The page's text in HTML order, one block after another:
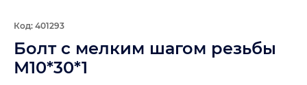
Код: 401293
Болт с мелким шагом резьбы
М10*30*1